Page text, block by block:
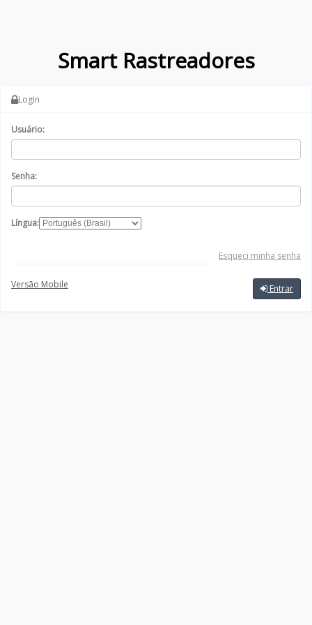
Smart Rastreadores
Login
Usuário:
Senha:
Língua:
Esqueci minha senha
Entrar
Versão Mobile